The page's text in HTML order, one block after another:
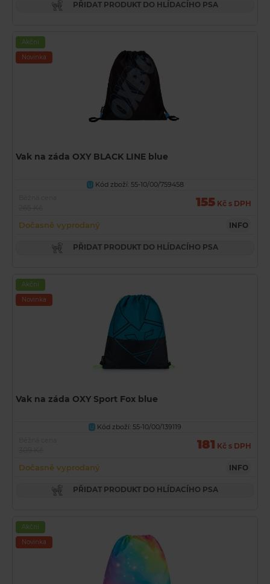
PŘIDAT PRODUKT DO HLÍDACÍHO PSA
Akční
Novinka
Vak na záda OXY BLACK LINE blue
U Kód zboží: 55-10/00/759458
155 Kč s DPH
Dočasně vyprodaný INFO
PŘIDAT PRODUKT DO HLÍDACÍHO PSA
Akční
Novinka
Vak na záda OXY Sport Fox blue
U
Kód zboží: 55-10/00/139119
181 Kč s DPH
Dočasně vyprodaný INFO
PŘIDAT PRODUKT DO HLÍDACÍHO PSA
Akční
Novinka